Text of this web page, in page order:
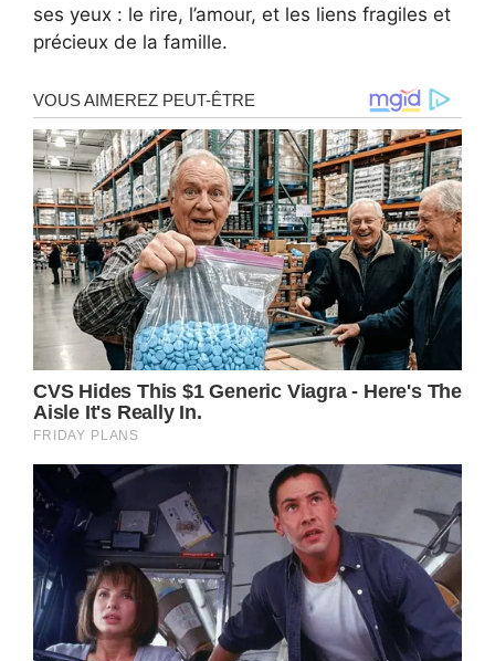
ses yeux : le rire, l’amour, et les liens fragiles et
précieux de la famille.